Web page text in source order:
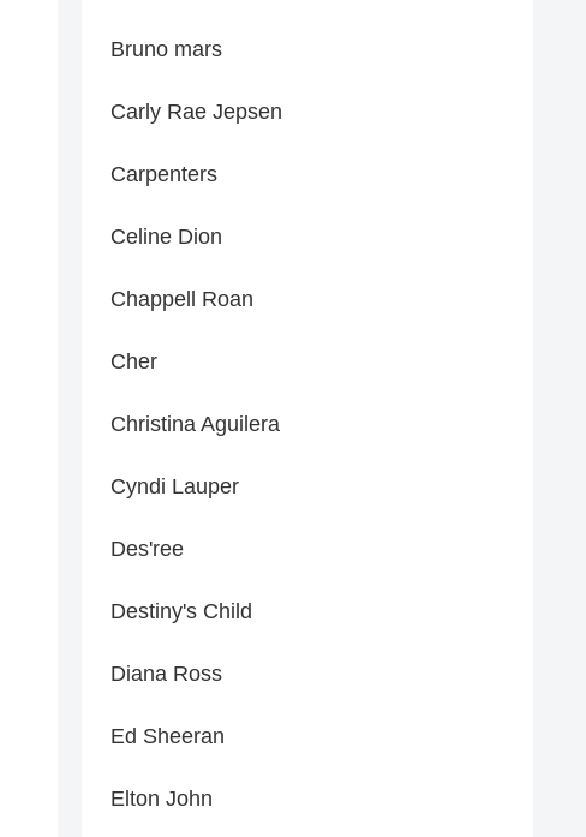
Bruno mars
Carly Rae Jepsen
Carpenters
Celine Dion
Chappell Roan
Cher
Christina Aguilera
Cyndi Lauper
Des'ree
Destiny's Child
Diana Ross
Ed Sheeran
Elton John